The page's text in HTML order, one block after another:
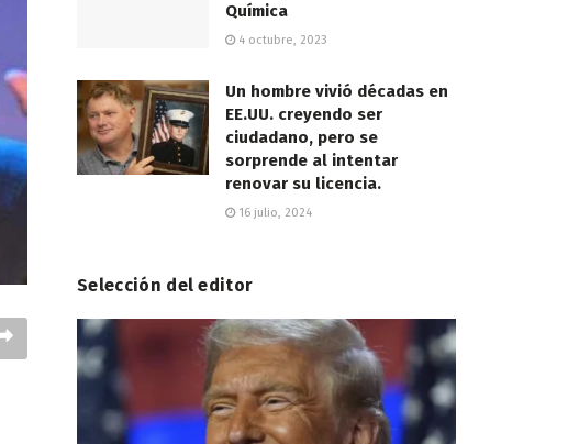
Química
4 octubre, 2023
Un hombre vivió décadas en
EE.UU. creyendo ser
ciudadano, pero se
sorprende al intentar
renovar su licencia.
16 julio, 2024
Selección del editor